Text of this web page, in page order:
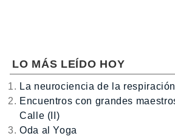
LO MÁS LEÍDO HOY
La neurociencia de la
Encuentros con grandes
Calle (II)
Oda al Yoga